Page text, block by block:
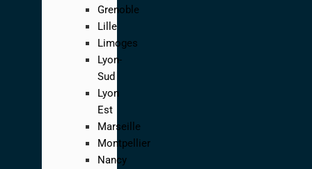
Grenoble
Lille
Limoges
Lyon-
Sud
Lyon
Est
Marseille
Montpellier
Nancy